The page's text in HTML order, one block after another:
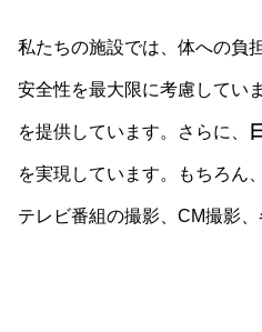
私たちの施設では、体への負
安全性を最大限に考慮してい
を提供しています。さらに、
を実現しています。もちろん
テレビ番組の撮影、CM撮影